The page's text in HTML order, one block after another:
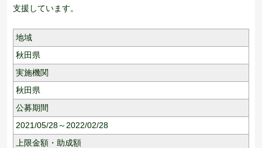
支援しています。
地域
秋田県
実施機関
秋田県
公募期間
2021/05/28～2022/02/28
上限金額・助成額